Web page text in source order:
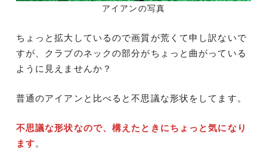
アイアンの写真
ちょっと拡大しているので画質が荒くて申し訳ないで
すが、クラブのネックの部分がちょっと曲がっている
ように見えませんか？
普通のアイアンと比べると不思議な形状をしてます。
不思議な形状なので、構えたときにちょっと気になり
ます。